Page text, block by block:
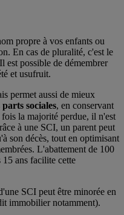
propre à vos enfants ou
En cas de pluralité, c'est le
possible de démembrer
et usufruit.
permet aussi de mieux
sociales, en conservant
la majorité perdue, il n'est
à une SCI, un parent peut
son décès, tout en optimisant
L'abattement de 100
15 ans facilite cette
SCI peut être minorée en
immobilier notamment).